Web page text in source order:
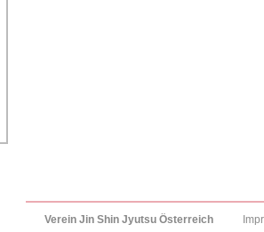
Verein Jin Shin Jyutsu Österreich